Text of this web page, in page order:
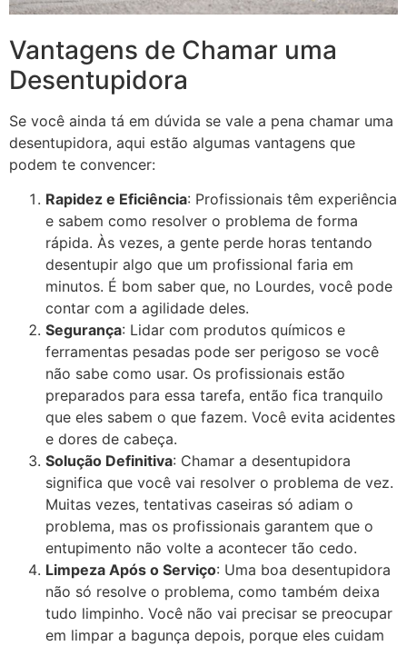
Vantagens de Chamar uma
Desentupidora
Se você ainda tá em dúvida se vale a pena chamar uma
desentupidora, aqui estão algumas vantagens que
podem te convencer:
Rapidez e Eficiência: Profissionais têm experiência
e sabem como resolver o problema de forma
rápida. Às vezes, a gente perde horas tentando
desentupir algo que um profissional faria em
minutos. É bom saber que, no Lourdes, você pode
contar com a agilidade deles.
Segurança: Lidar com produtos químicos e
ferramentas pesadas pode ser perigoso se você
não sabe como usar. Os profissionais estão
preparados para essa tarefa, então fica tranquilo
que eles sabem o que fazem. Você evita acidentes
e dores de cabeça.
Solução Definitiva: Chamar a desentupidora
significa que você vai resolver o problema de vez.
Muitas vezes, tentativas caseiras só adiam o
problema, mas os profissionais garantem que o
entupimento não volte a acontecer tão cedo.
Limpeza Após o Serviço: Uma boa desentupidora
não só resolve o problema, como também deixa
tudo limpinho. Você não vai precisar se preocupar
em limpar a bagunça depois, porque eles cuidam